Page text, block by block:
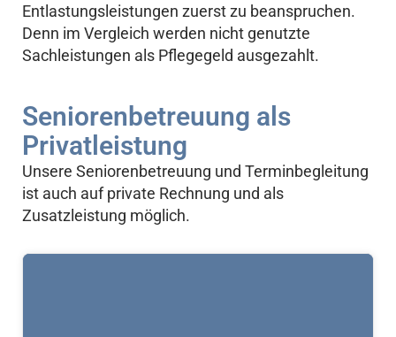
Entlastungsleistungen zuerst zu beanspruchen.
Denn im Vergleich werden nicht genutzte
Sachleistungen als Pflegegeld ausgezahlt.
Seniorenbetreuung als
Privatleistung
Unsere Seniorenbetreuung und Terminbegleitung
ist auch auf private Rechnung und als
Zusatzleistung möglich.